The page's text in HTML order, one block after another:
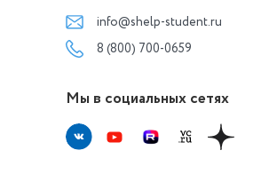
info@shelp-student.ru
8 (800) 700-0659
Мы в социальных сетях